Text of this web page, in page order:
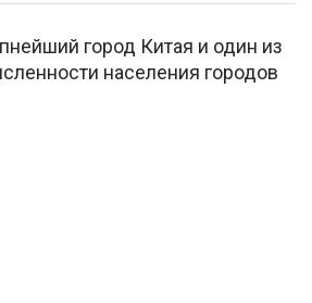
город Китая и один из
населения городов